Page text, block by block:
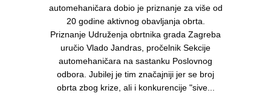
automehaničara dobio je priznanje za više od
20 godine aktivnog obavljanja obrta.
Priznanje Udruženja obrtnika grada Zagreba
uručio Vlado Jandras, pročelnik Sekcije
automehaničara na sastanku Poslovnog
odbora. Jubilej je tim značajniji jer se broj
obrta zbog krize, ali i konkurencije "sive...